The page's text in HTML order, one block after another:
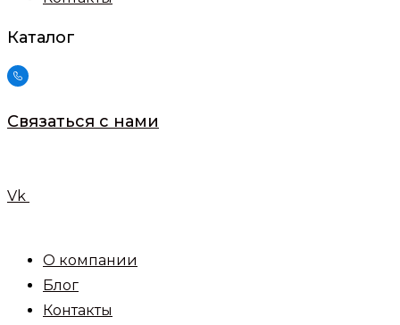
Каталог
Связаться с нами
Vk
О компании
Блог
Контакты